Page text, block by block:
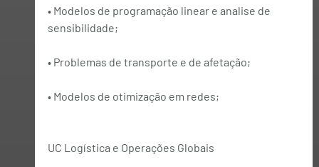
• Modelos de programação linear e analise de
sensibilidade;
• Problemas de transporte e de afetação;
• Modelos de otimização em redes;
UC Logística e Operações Globais